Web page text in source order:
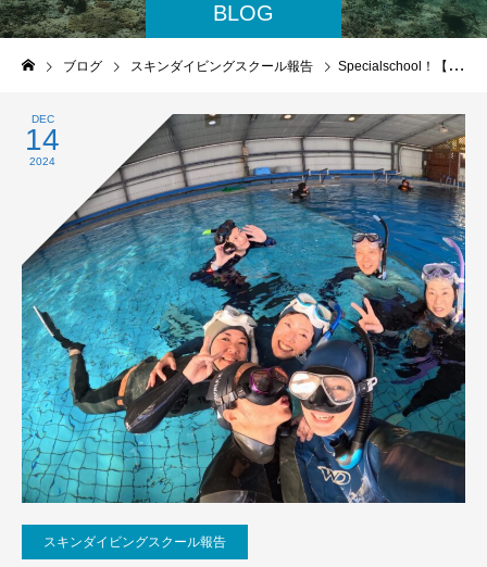
BLOG
ブログ スキンダイビングスクール報告 Specialschool！【2024/12/14】
DEC
14
2024
スキンダイビングスクール報告